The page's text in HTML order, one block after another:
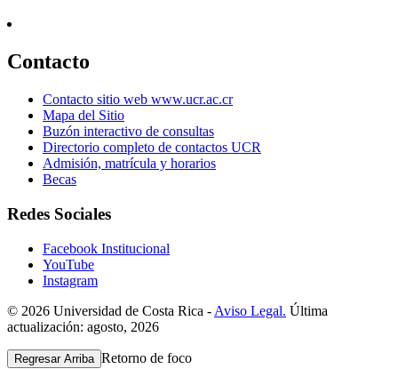
Contacto
Contacto sitio web www.ucr.ac.cr
Mapa del Sitio
Buzón interactivo de consultas
Directorio completo de contactos UCR
Admisión, matrícula y horarios
Becas
Redes Sociales
Facebook Institucional
YouTube
Instagram
© 2026 Universidad de Costa Rica - Aviso Legal. Última
actualización: agosto, 2026
Regresar Arriba Retorno de foco